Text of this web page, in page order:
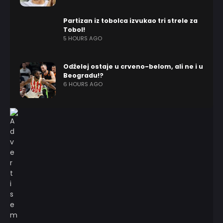
Partizan iz tobolca izvukao tri strele za
Tobol!
5 HOURS AGO
Odželej ostaje u crveno-belom, ali ne i u
Beogradu!?
6 HOURS AGO